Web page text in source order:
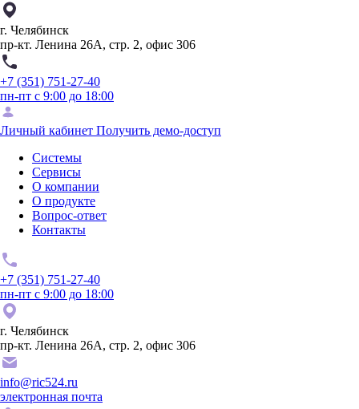
г. Челябинск
пр-кт. Ленина 26А, стр. 2, офис 306
+7 (351) 751-27-40
пн-пт с 9:00 до 18:00
Личный кабинет Получить демо-доступ
Системы
Сервисы
О компании
О продукте
Вопрос-ответ
Контакты
+7 (351) 751-27-40
пн-пт с 9:00 до 18:00
г. Челябинск
пр-кт. Ленина 26А, стр. 2, офис 306
info@ric524.ru
электронная почта